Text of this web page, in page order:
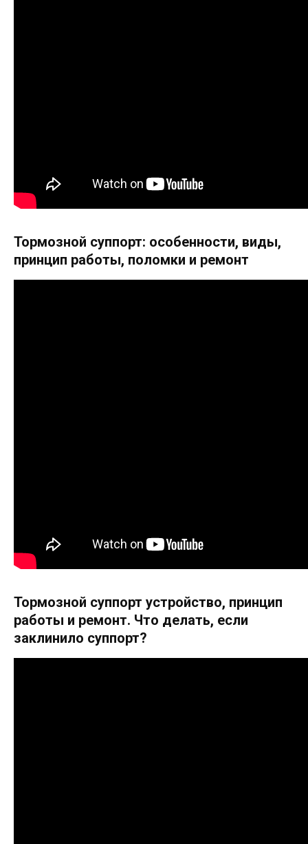
Тормозной суппорт: особенности, виды,
принцип работы, поломки и ремонт
Тормозной суппорт устройство, принцип
работы и ремонт. Что делать, если
заклинило суппорт?